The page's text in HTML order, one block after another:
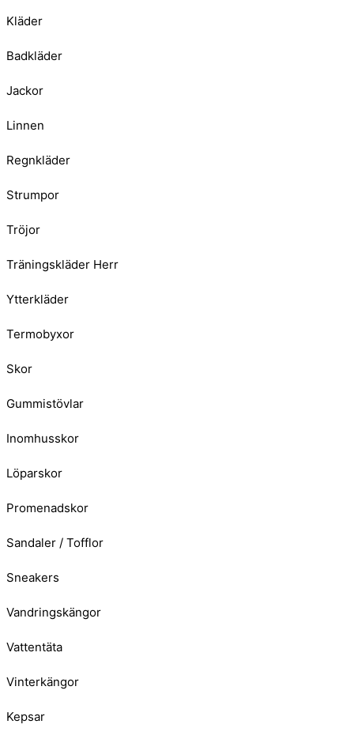
Kläder
Badkläder
Jackor
Linnen
Regnkläder
Strumpor
Tröjor
Träningskläder Herr
Ytterkläder
Termobyxor
Skor
Gummistövlar
Inomhusskor
Löparskor
Promenadskor
Sandaler / Tofflor
Sneakers
Vandringskängor
Vattentäta
Vinterkängor
Kepsar